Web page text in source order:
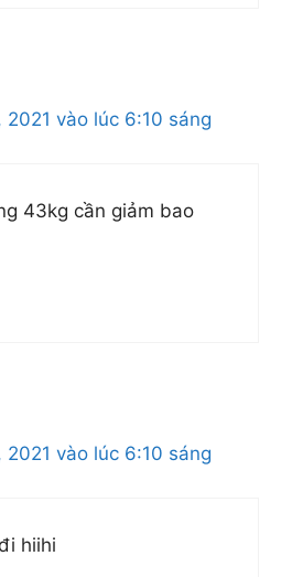
2021 vào lúc 6:10 sáng
43kg cần giảm bao
2021 vào lúc 6:10 sáng
hiihi